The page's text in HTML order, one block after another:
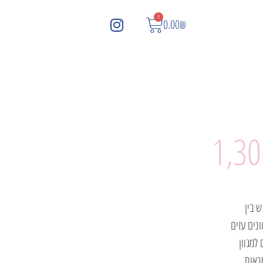
0.00₪
0
בין
עזים